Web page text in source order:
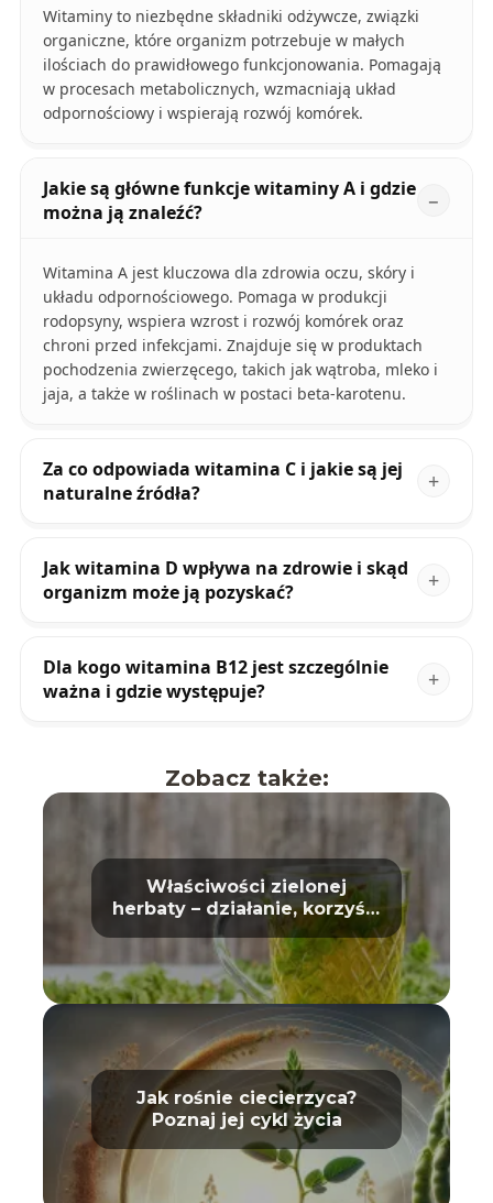
Witaminy to niezbędne składniki odżywcze, związki
organiczne, które organizm potrzebuje w małych
ilościach do prawidłowego funkcjonowania. Pomagają
w procesach metabolicznych, wzmacniają układ
odpornościowy i wspierają rozwój komórek.
Jakie są główne funkcje witaminy A i gdzie
można ją znaleźć?
Witamina A jest kluczowa dla zdrowia oczu, skóry i
układu odpornościowego. Pomaga w produkcji
rodopsyny, wspiera wzrost i rozwój komórek oraz
chroni przed infekcjami. Znajduje się w produktach
pochodzenia zwierzęcego, takich jak wątroba, mleko i
jaja, a także w roślinach w postaci beta-karotenu.
Za co odpowiada witamina C i jakie są jej
naturalne źródła?
Jak witamina D wpływa na zdrowie i skąd
organizm może ją pozyskać?
Dla kogo witamina B12 jest szczególnie
ważna i gdzie występuje?
Zobacz także:
Właściwości zielonej
herbaty – działanie, korzyści
i wpływ na zdrowie
Jak rośnie ciecierzyca?
Poznaj jej cykl życia